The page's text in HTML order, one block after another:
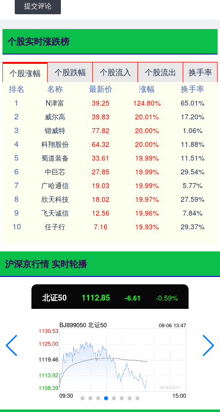
提交评论
个股实时涨跌榜
个股涨幅 个股跌幅 个股流入 个股流出
换手率
排名
名称 最新价 涨幅
换手率
1
N津富 39.25 124.80% 65.01%
2 威尔高 39.83 20.01% 17.20%
3 锴威特 77.82 20.00% 1.06%
4 科翔股份 64.32 20.00% 11.88%
5 蜀道装备 33.61 19.99% 11.51%
6 中巨芯 27.85 19.99% 29.54%
7 广哈通信 19.03 19.99% 5.77%
8 欣天科技 18.02 19.97% 27.59%
9 飞天诚信 12.56 19.96% 7.84%
10 任子行 7.16 19.93% 29.37%
沪深京行情 实时轮播
北证50 1112.83 -6.63 -0.59%